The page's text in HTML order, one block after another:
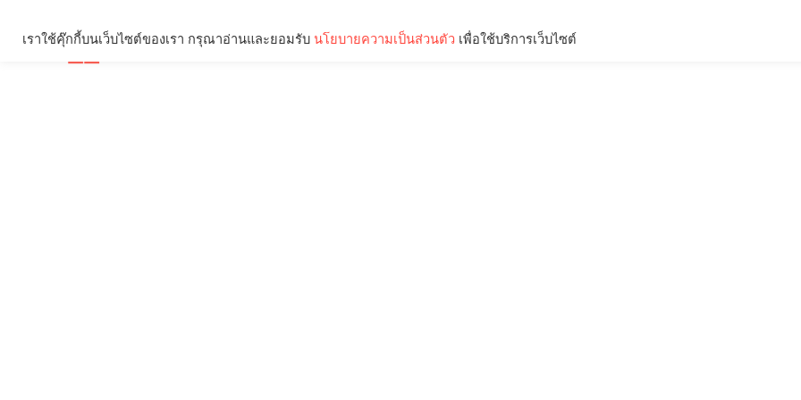
เราใช้คุ๊กกี้บนเว็บไซต์ของเรา กรุณาอ่านและยอมรับ นโยบายความเป็นส่วนตัว เพื่อใช้บริการเว็บไซต์